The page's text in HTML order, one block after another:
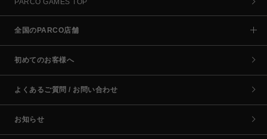
全国のPARCO店舗
初めてのお客様へ
よくあるご質問 / お問い合わせ
お知らせ